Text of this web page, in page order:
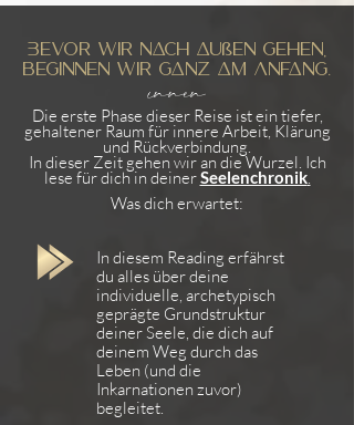
Bevor wir nach außen gehen,
beginnen wir ganz am Anfang.
innen
Die erste Phase dieser Reise ist ein tiefer,
gehaltener Raum für innere Arbeit, Klärung
und Rückverbindung.
In dieser Zeit gehen wir an die Wurzel. Ich
lese für dich in deinerSeelenchronik.
Was dich erwartet:​
In diesem Reading erfährst
du alles über deine
individuelle, archetypisch
geprägte Grundstruktur
deiner Seele, die dich auf
deinem Weg durch das
Leben (und die
Inkarnationen zuvor)
begleitet.